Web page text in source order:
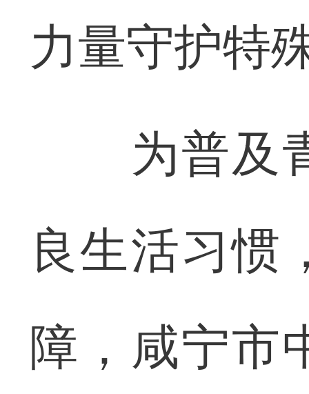
力量守护特
为普及青
良生活习惯
障，咸宁市